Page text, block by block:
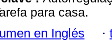
para casa.
en Inglés ·